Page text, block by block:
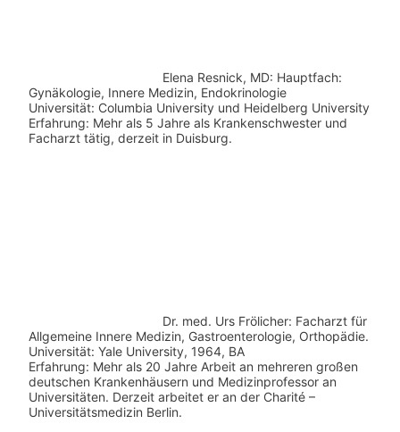
Elena Resnick, MD: Hauptfach:
Gynäkologie, Innere Medizin, Endokrinologie
Universität: Columbia University und Heidelberg University
Erfahrung: Mehr als 5 Jahre als Krankenschwester und
Facharzt tätig, derzeit in Duisburg.
Dr. med. Urs Frölicher: Facharzt für
Allgemeine Innere Medizin, Gastroenterologie, Orthopädie.
Universität: Yale University, 1964, BA
Erfahrung: Mehr als 20 Jahre Arbeit an mehreren großen
deutschen Krankenhäusern und Medizinprofessor an
Universitäten. Derzeit arbeitet er an der Charité –
Universitätsmedizin Berlin.